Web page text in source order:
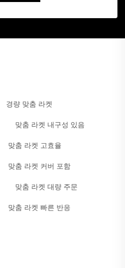
경량 맞춤 라켓
맞춤 라켓 내구성 있음
맞춤 라켓 고효율
맞춤 라켓 커버 포함
맞춤 라켓 대량 주문
맞춤 라켓 빠른 반응